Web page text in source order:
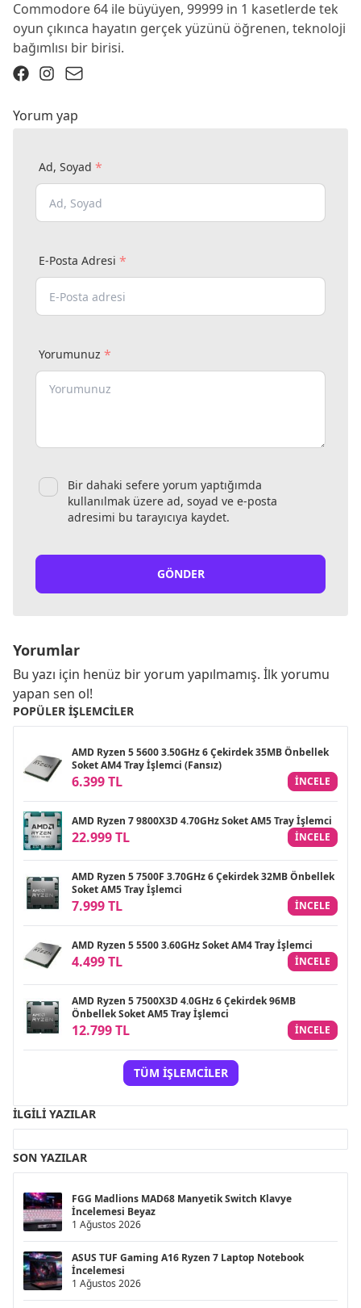
Commodore 64 ile büyüyen, 99999 in 1 kasetlerde tek
oyun çıkınca hayatın gerçek yüzünü öğrenen, teknoloji
bağımlısı bir birisi.
Yorum yap
Ad, Soyad *
E-Posta Adresi *
Yorumunuz *
Bir dahaki sefere yorum yaptığımda
kullanılmak üzere ad, soyad ve e-posta
adresimi bu tarayıcıya kaydet.
GÖNDER
Yorumlar
Bu yazı için henüz bir yorum yapılmamış. İlk yorumu
yapan sen ol!
POPÜLER İŞLEMCILER
AMD Ryzen 5 5600 3.50GHz 6 Çekirdek 35MB Önbellek
Soket AM4 Tray İşlemci (Fansız)
6.399 TL INCELE
AMD Ryzen 7 9800X3D 4.70GHz Soket AM5 Tray İşlemci
22.999 TL INCELE
AMD Ryzen 5 7500F 3.70GHz 6 Çekirdek 32MB Önbellek
Soket AM5 Tray İşlemci
7.999 TL INCELE
AMD Ryzen 5 5500 3.60GHz Soket AM4 Tray İşlemci
4.499 TL INCELE
AMD Ryzen 5 7500X3D 4.0GHz 6 Çekirdek 96MB
Önbellek Soket AM5 Tray İşlemci
12.799 TL INCELE
TÜM İŞLEMCILER
İLGILI YAZILAR
SON YAZILAR
FGG Madlions MAD68 Manyetik Switch Klavye
İncelemesi Beyaz
1 Ağustos 2026
ASUS TUF Gaming A16 Ryzen 7 Laptop Notebook
İncelemesi
1 Ağustos 2026